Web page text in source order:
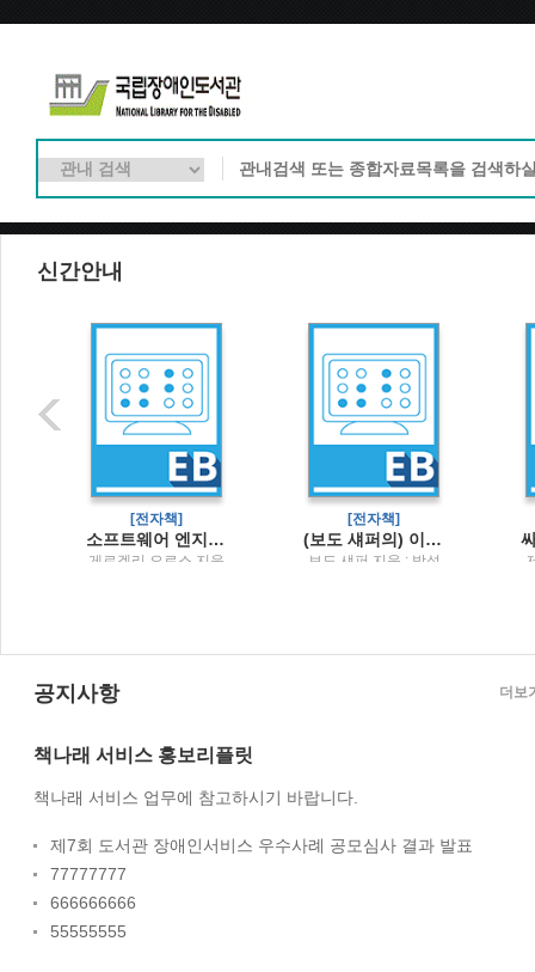
신간안내
[전자책]
소프트웨어 엔지니어 가이드북주니어부터 리더까지, 소프트웨어 엔지니어라면 꼭 알아야 할 커리어 관리의 비법
게르겔리 오로스 지음
[전자책]
(보도 섀퍼의) 이기는 습관불가능을 뛰어넘어 최후의 승자가 된 사람들
보도 섀퍼 지음 ; 박성
공지사항
책나래 서비스 홍보리플릿
책나래 서비스 업무에 참고하시기 바랍니다.
제7회 도서관 장애인서비스 우수사례 공모심사 결과 발표
77777777
666666666
55555555
더보